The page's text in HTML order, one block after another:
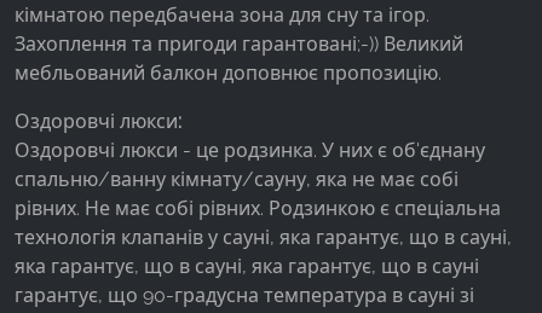
кімнатою передбачена зона для сну та ігор.
Захоплення та пригоди гарантовані;-)) Великий
мебльований балкон доповнює пропозицію.
Оздоровчі люкси:
Оздоровчі люкси - це родзинка. У них є об'єднану
спальню/ванну кімнату/сауну, яка не має собі
рівних. Не має собі рівних. Родзинкою є спеціальна
технологія клапанів у сауні, яка гарантує, що в сауні,
яка гарантує, що в сауні, яка гарантує, що в сауні
гарантує, що 90-градусна температура в сауні зі